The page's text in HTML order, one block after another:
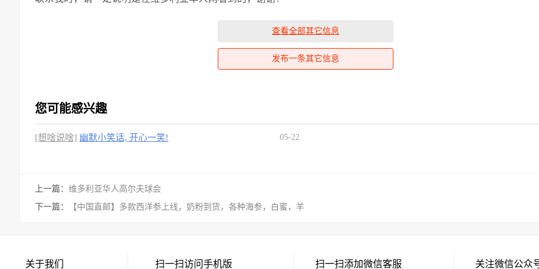
查看全部其它信息
发布一条其它信息
您可能感兴趣
[想啥说啥] 幽默小笑话, 开心一笑! 05-22
上一篇： 维多利亚华人高尔夫球会
下一篇：
【中国直邮】多款西洋参上线，奶粉到货，各种海参，白蜜，羊
关于我们 扫一扫访问手机版 扫一扫添加微信客服 关注微信公众